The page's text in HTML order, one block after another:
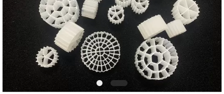
品
質
管